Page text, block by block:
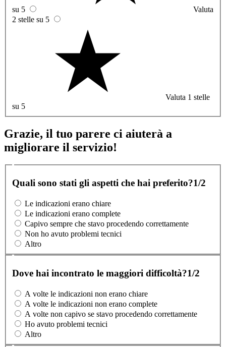
su 5
Valuta
2 stelle su 5
Valuta 1 stelle
su 5
Grazie, il tuo parere ci aiuterà a
migliorare il servizio!
Quali sono stati gli aspetti che hai preferito?1/2
Le indicazioni erano chiare
Le indicazioni erano complete
Capivo sempre che stavo procedendo correttamente
Non ho avuto problemi tecnici
Altro
Dove hai incontrato le maggiori difficoltà?1/2
A volte le indicazioni non erano chiare
A volte le indicazioni non erano complete
A volte non capivo se stavo procedendo correttamente
Ho avuto problemi tecnici
Altro